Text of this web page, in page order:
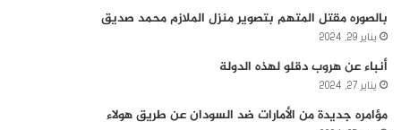
بالصوره مقتل المتهم بتصوير منزل الملازم محمد صديق
يناير 29, 2024
أنباء عن هروب دقلو لهذه الدولة
يناير 27, 2024
مؤامره جديدة من الأمارات ضد السودان عن طريق هولاء